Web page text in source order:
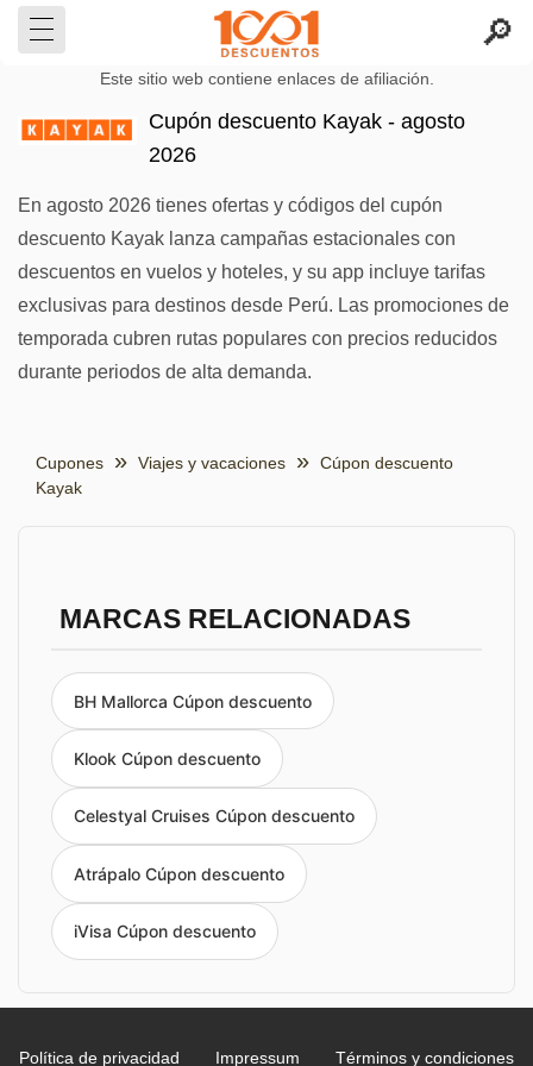
Este sitio web contiene enlaces de afiliación.
Cupón descuento Kayak - agosto
2026
En agosto 2026 tienes ofertas y códigos del cupón
descuento Kayak lanza campañas estacionales con
descuentos en vuelos y hoteles, y su app incluye tarifas
exclusivas para destinos desde Perú. Las promociones de
temporada cubren rutas populares con precios reducidos
durante periodos de alta demanda.
Cupones Viajes y vacaciones
Cúpon descuento
Kayak
MARCAS RELACIONADAS
BH Mallorca Cúpon descuento
Klook Cúpon descuento
Celestyal Cruises Cúpon descuento
Atrápalo Cúpon descuento
iVisa Cúpon descuento
Política de privacidad Impressum Términos y condiciones